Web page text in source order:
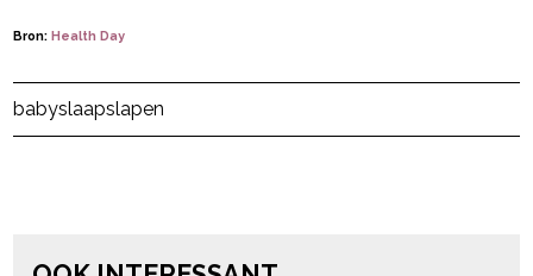
Bron: Health Day
Post Views: 81
babyslaapslapen